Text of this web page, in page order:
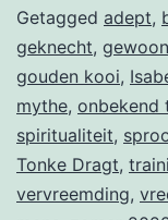
met
de
stof
Getagged adept,
geknecht,
gouden kooi,
mythe, onbekend
spiritualiteit,
Tonke Dragt,
vervreemding,